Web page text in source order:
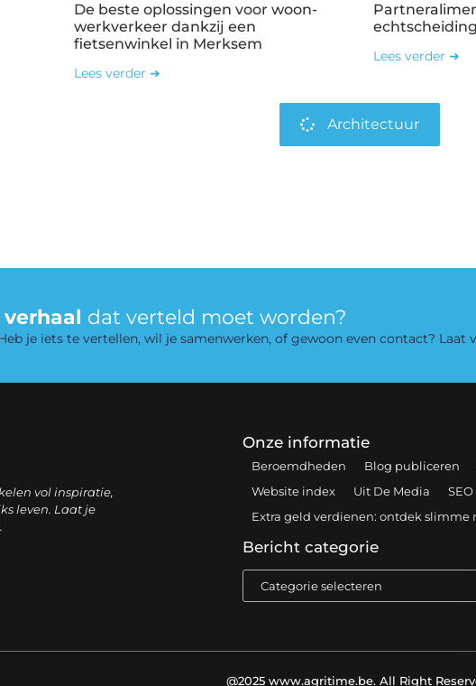
De beste oplossingen voor woon-
werkverkeer dankzij een
fietsenwinkel in Merksem
Lees verder ➜
Lees verder ➜
Architectuur
dat verteld moet worden?
je iets te vertellen, wil je samenwerken, of gewoon even contact? Laat
vol inspiratie,
leven. Laat je
Onze informatie
Beroemdheden Blog publiceren
Website index
Uit De Media
Extra geld verdienen: ontdek
Bericht categorie
@2025 www.agritime.be. All Right